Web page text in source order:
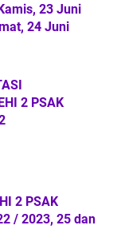
23 Juni
24 Juni
2 PSAK
2 PSAK
/ 2023, 25 dan